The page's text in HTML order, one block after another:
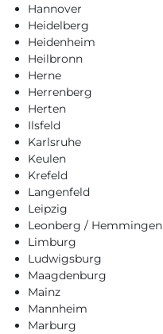
Hannover
Heidelberg
Heidenheim
Heilbronn
Herne
Herrenberg
Herten
Ilsfeld
Karlsruhe
Keulen
Krefeld
Langenfeld
Leipzig
Leonberg / Hemmingen
Limburg
Ludwigsburg
Maagdenburg
Mainz
Mannheim
Marburg